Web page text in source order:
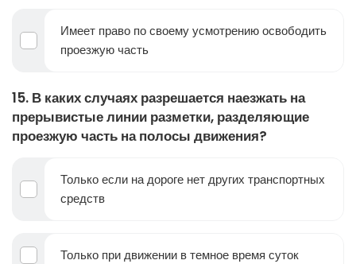
Имеет право по своему усмотрению освободить
проезжую часть
15. В каких случаях разрешается наезжать на
прерывистые линии разметки, разделяющие
проезжую часть на полосы движения?
Только если на дороге нет других транспортных
средств
Только при движении в темное время суток